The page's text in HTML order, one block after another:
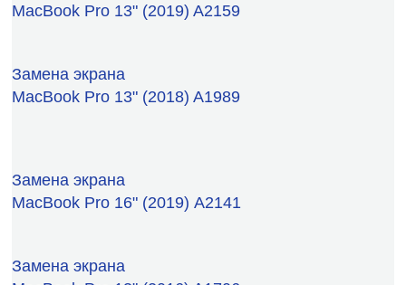
MacBook Pro 13" (2019) A2159
Замена экрана
MacBook Pro 13" (2018) A1989
Замена экрана
MacBook Pro 16" (2019) А2141
Замена экрана